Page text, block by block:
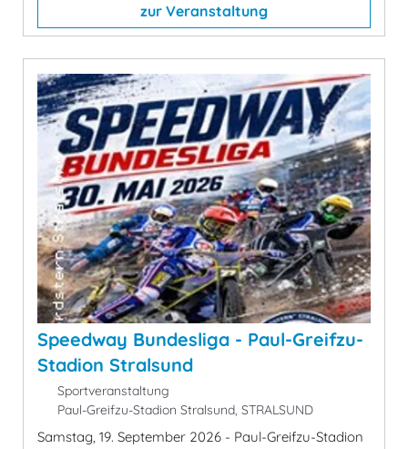
zur Veranstaltung
Speedway Bundesliga - Paul-Greifzu-
Stadion Stralsund
Sportveranstaltung
Paul-Greifzu-Stadion Stralsund, STRALSUND
Samstag, 19. September 2026 - Paul-Greifzu-Stadion